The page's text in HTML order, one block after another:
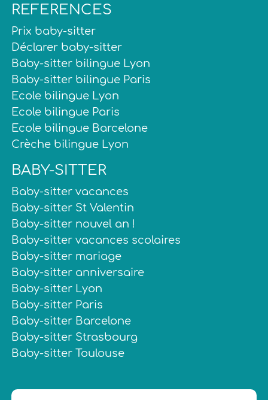
REFERENCES
Prix baby-sitter
Déclarer baby-sitter
Baby-sitter bilingue Lyon
Baby-sitter bilingue Paris
Ecole bilingue Lyon
Ecole bilingue Paris
Ecole bilingue Barcelone
Crèche bilingue Lyon
BABY-SITTER
Baby-sitter vacances
Baby-sitter St Valentin
Baby-sitter nouvel an !
Baby-sitter vacances scolaires
Baby-sitter mariage
Baby-sitter anniversaire
Baby-sitter Lyon
Baby-sitter Paris
Baby-sitter Barcelone
Baby-sitter Strasbourg
Baby-sitter Toulouse